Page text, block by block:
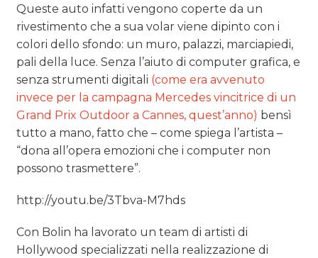
OPINIONI
Queste auto infatti vengono coperte da un
rivestimento che a sua volar viene dipinto con i
colori dello sfondo: un muro, palazzi, marciapiedi,
pali della luce. Senza l’aiuto di computer grafica, e
senza strumenti digitali (come era avvenuto
invece per la campagna Mercedes vincitrice di un
Grand Prix Outdoor a Cannes, quest’anno) bensì
tutto a mano, fatto che – come spiega l’artista –
“dona all’opera emozioni che i computer non
possono trasmettere”.
http://youtu.be/3Tbva-M7hds
Con Bolin ha lavorato un team di artisti di
Hollywood specializzati nella realizzazione di